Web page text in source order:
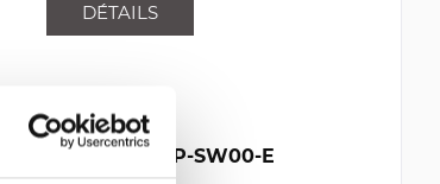
DÉTAILS
ZEBRA CSR2P-SW00-E